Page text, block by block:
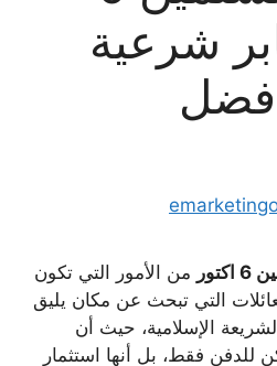
شرعية
من الأمور التي تكون
التي تبحث عن مكان يليق
الإسلامية، حيث أن
للدفن فقط، بل أنها استثمار